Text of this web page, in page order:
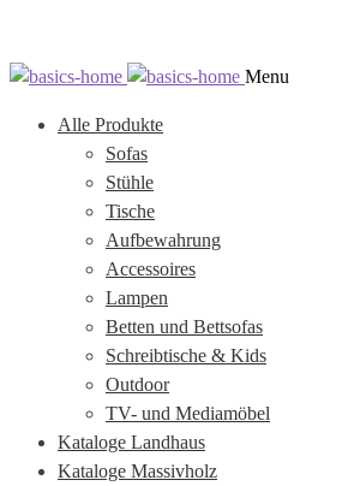
Zur
springen
Zum
springen
Menu
Alle Produkte
Sofas
Stühle
Tische
Aufbewahrung
Accessoires
Lampen
Betten und Bettsofas
Schreibtische & Kids
Outdoor
TV- und Mediamöbel
Kataloge Landhaus
Kataloge Massivholz